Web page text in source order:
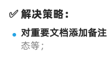
✅ 解决策略：
对重要文档添加备注
态等；